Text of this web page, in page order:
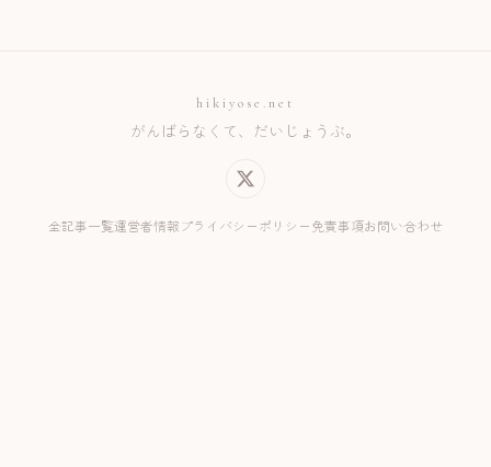
hikiyose.net
がんばらなくて、だいじょうぶ。
全記事一覧運営者情報 プライバシーポリシー免責事項お問い合わせ